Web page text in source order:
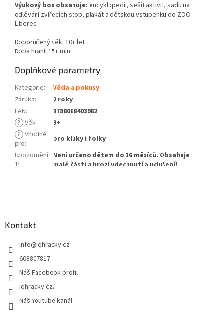
Výukový box obsahuje: encyklopedii, sešit aktivit, sadu na
odlévání zvířecích stop, plakát a dětskou vstupenku do ZOO
Liberec.
Doporučený věk: 10+ let
Doba hraní: 15+ min
Doplňkové parametry
Kategorie:
Věda a pokusy
Záruka:
2 roky
EAN:
9788088403982
? Věk:
9+
? Vhodné
pro:
pro kluky i holky
Upozornění
1:
Není určeno dětem do 36 měsíců. Obsahuje
malé části a hrozí vdechnutí a udušení!
Kontakt
info@iqhracky.cz
608807817
Náš Facebook profil
iqhracky.cz/
Náš Youtube kanál